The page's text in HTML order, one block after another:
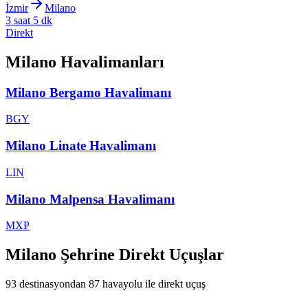
İzmir
Milano
3 saat 5 dk
Direkt
Milano Havalimanları
Milano Bergamo Havalimanı
BGY
Milano Linate Havalimanı
LIN
Milano Malpensa Havalimanı
MXP
Milano Şehrine Direkt Uçuşlar
93 destinasyondan 87 havayolu ile direkt uçuş